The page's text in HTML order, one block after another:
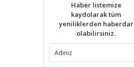
Haber listemize
kaydolarak tüm
yeniliklerden haberdar
olabilirsiniz.